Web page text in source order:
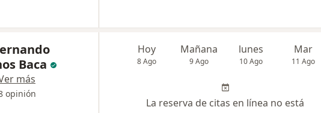
Baca
más
opinión
Hoy
8 Ago
Mañana
9 Ago
lunes
10 Ago
Mar
11 Ago
La reserva de citas en línea no está